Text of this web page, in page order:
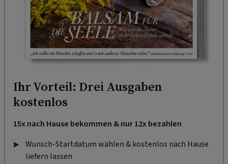
Ihr Vorteil: Drei Ausgaben
kostenlos
15x nach Hause bekommen & nur 12x bezahlen
Wunsch-Startdatum wählen & kostenlos nach Hause
liefern lassen